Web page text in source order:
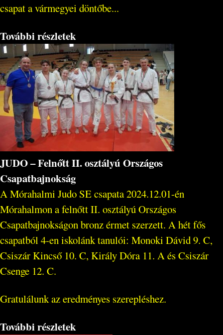
csapat a vármegyei döntőbe...
További részletek
JUDO – Felnőtt II. osztályú Országos
Csapatbajnokság
A Mórahalmi Judo SE csapata 2024.12.01-én
Mórahalmon a felnőtt II. osztályú Országos
Csapatbajnokságon bronz érmet szerzett. A hét fős
csapatból 4-en iskolánk tanulói: Monoki Dávid 9. C,
Csiszár Kincső 10. C, Király Dóra 11. A és Csiszár
Csenge 12. C.
Gratulálunk az eredményes szerepléshez.
További részletek